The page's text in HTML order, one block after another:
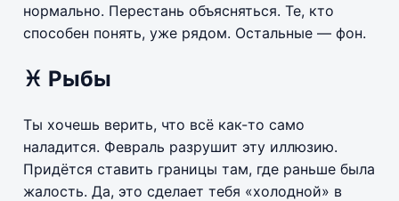
нормально. Перестань объясняться. Те, кто
способен понять, уже рядом. Остальные — фон.
♓ Рыбы
Ты хочешь верить, что всё как-то само
наладится. Февраль разрушит эту иллюзию.
Придётся ставить границы там, где раньше была
жалость. Да, это сделает тебя «холодной» в